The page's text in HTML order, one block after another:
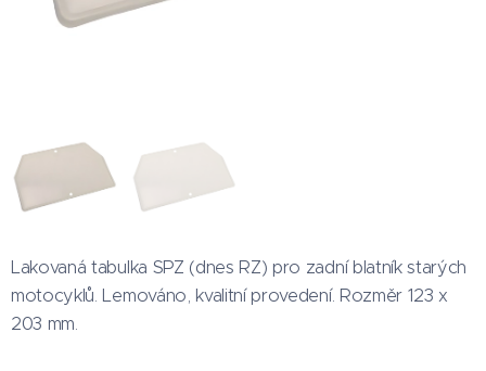
Lakovaná tabulka SPZ (dnes RZ) pro zadní blatník starých
motocyklů. Lemováno, kvalitní provedení. Rozměr 123 x
203 mm.